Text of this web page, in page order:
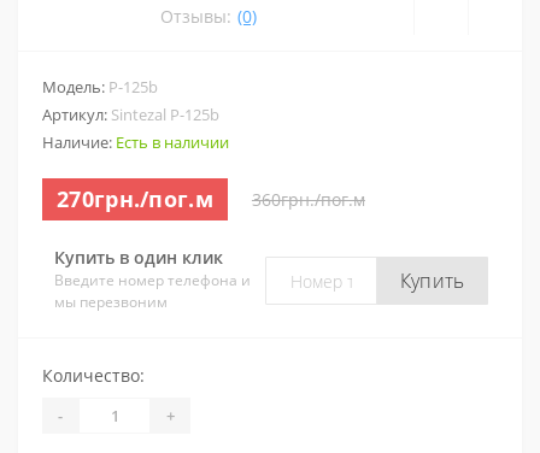
Отзывы: (0)
Модель: P-125b
Артикул: Sintezal P-125b
Наличие: Есть в наличии
270грн./пог.м 360грн./пог.м
Купить в один клик
Введите номер телефона и
мы перезвоним
Купить
Количество:
- +